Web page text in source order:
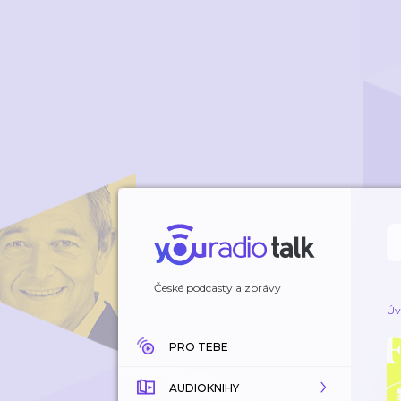
České podcasty a zprávy
PRO TEBE
AUDIOKNIHY